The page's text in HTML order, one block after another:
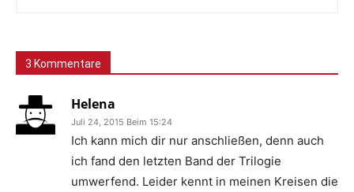
3 Kommentare
Helena
Juli 24, 2015 Beim 15:24
Ich kann mich dir nur anschließen, denn auch
ich fand den letzten Band der Trilogie
umwerfend. Leider kennt in meinen Kreisen die